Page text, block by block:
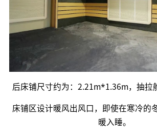
后床铺尺寸约为：2.21m*1.36m，抽拉
床铺区设计暖风出风口，即使在寒冷的
暖入睡。